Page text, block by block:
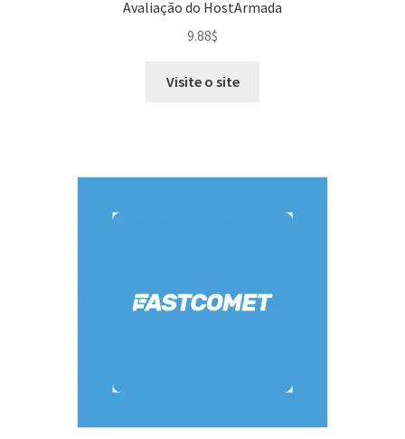
Avaliação do HostArmada
9.88$
Visite o site